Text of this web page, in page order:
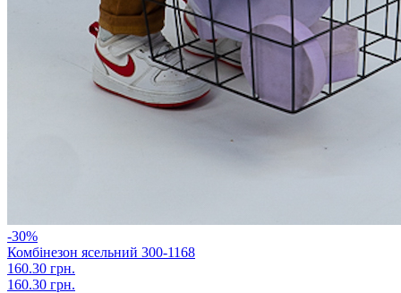
-30%
Комбінезон ясельний 300-1168
160.30 грн.
160.30 грн.